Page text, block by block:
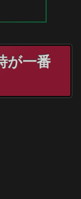
が一番